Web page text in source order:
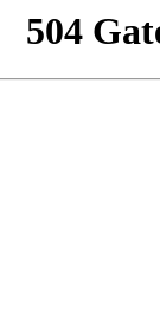
504